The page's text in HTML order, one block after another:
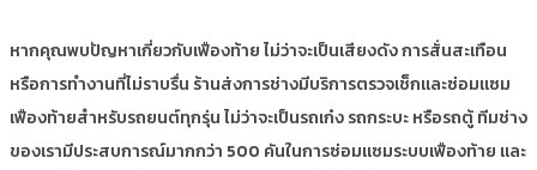
หากคุณพบปัญหาเกี่ยวกับเฟืองท้าย ไม่ว่าจะเป็นเสียงดัง การสั่นสะเทือน
หรือการทำงานที่ไม่ราบรื่น ร้านส่งการช่างมีบริการตรวจเช็กและซ่อมแซม
เฟืองท้ายสำหรับรถยนต์ทุกรุ่น ไม่ว่าจะเป็นรถเก๋ง รถกระบะ หรือรถตู้ ทีมช่าง
ของเรามีประสบการณ์มากกว่า 500 คันในการซ่อมแซมระบบเฟืองท้าย และ